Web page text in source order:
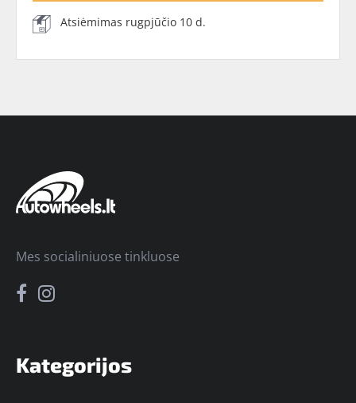
Atsiėmimas rugpjūčio 10 d.
Kategorijos
Mes socialiniuose tinkluose